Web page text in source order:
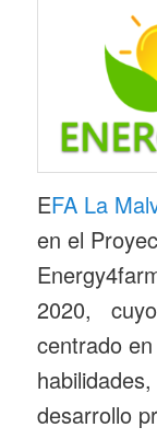
EFA La
en el
2020,
centrado
desarrollo